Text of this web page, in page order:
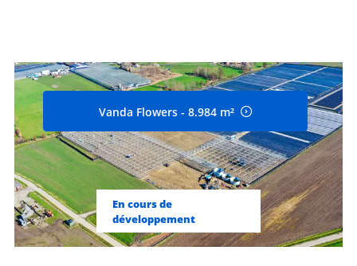
Vanda Flowers - 8.984 m²
En cours de
développement